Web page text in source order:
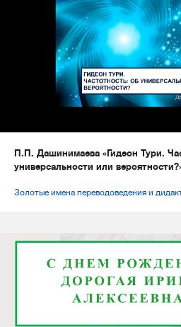
П.П. Дашинимаева «Гидеон Тури.
универсальности или
Золотые имена переводоведения и